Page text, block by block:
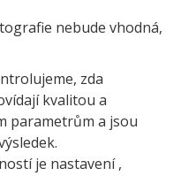
nebude vhodná,
zda
kvalitou a
parametrům a jsou
je nastavení ,